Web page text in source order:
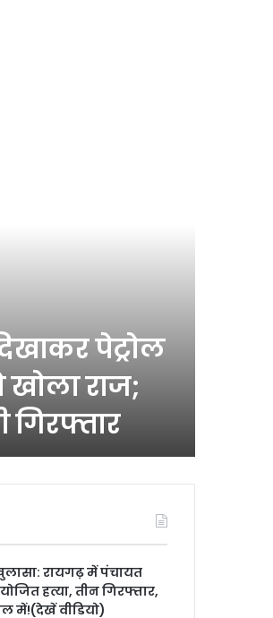
पेट्रोल
खोला राज;
रायगढ़ में पंचायत
हत्या, तीन गिरफ्तार,
में!(देखें वीडियो)